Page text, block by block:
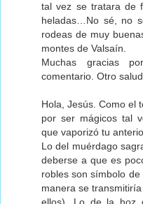
tal vez se tratara de
heladas…No sé, no
rodeas de muy
montes de Valsaín.
Muchas gracias
comentario. Otro
Hola, Jesús. Como el
por ser mágicos tal
que vaporizó tu
Lo del muérdago
deberse a que es
robles son símbolo
manera se